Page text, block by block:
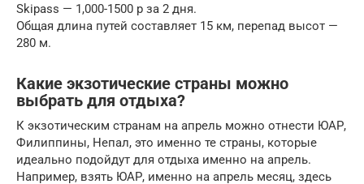
Skipass — 1,000-1500 р за 2 дня.
Общая длина путей составляет 15 км, перепад высот —
280 м.
Какие экзотические страны можно
выбрать для отдыха?
К экзотическим странам на апрель можно отнести ЮАР,
Филиппины, Непал, это именно те страны, которые
идеально подойдут для отдыха именно на апрель.
Например, взять ЮАР, именно на апрель месяц, здесь